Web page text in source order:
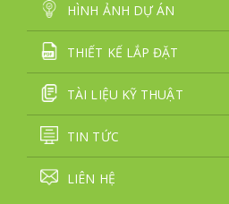
HÌNH ẢNH DỰ ÁN
THIẾT KẾ LẮP ĐẶT
TÀI LIỆU KỸ THUẬT
TIN TỨC
LIÊN HỆ